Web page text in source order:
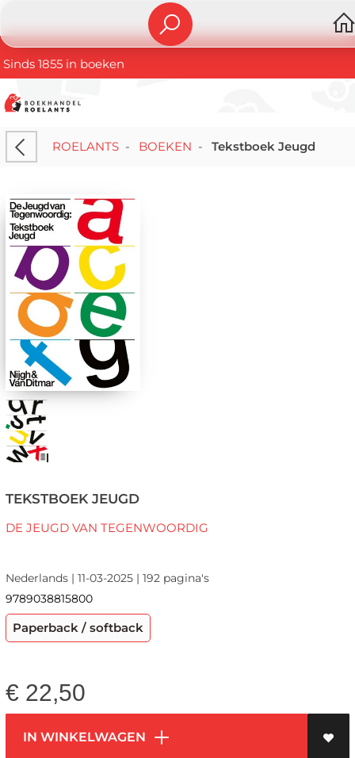
Sinds 1855 in boeken
ROELANTS- BOEKEN - Tekstboek Jeugd
TEKSTBOEK JEUGD
DE JEUGD VAN TEGENWOORDIG
Nederlands | 11-03-2025 | 192 pagina's
9789038815800
Paperback / softback
€ 22,50
IN WINKELWAGEN